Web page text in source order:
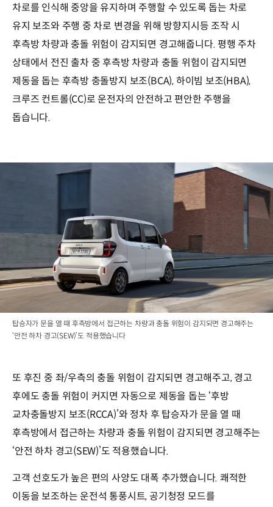
차로를 인식해 중앙을 유지하며 주행할 수 있도록 돕는 차로
유지 보조와 주행 중 차로 변경을 위해 방향지시등 조작 시
후측방 차량과 충돌 위험이 감지되면 경고해줍니다. 평행 주차
상태에서 전진 출차 중 후측방 차량과 충돌 위험이 감지되면
제동을 돕는 후측방 충돌방지 보조(BCA), 하이빔 보조(HBA),
크루즈 컨트롤(CC)로 운전자의 안전하고 편안한 주행을
돕습니다.
탑승자가 문을 열 때 후측방에서 접근하는 차량과 충돌 위험이 감지되면 경고해주는
‘안전 하차 경고(SEW)’도 적용했습니다
또 후진 중 좌/우측의 충돌 위험이 감지되면 경고해주고, 경고
후에도 충돌 위험이 커지면 자동으로 제동을 돕는 ‘후방
교차충돌방지 보조(RCCA)’와 정차 후 탑승자가 문을 열 때
후측방에서 접근하는 차량과 충돌 위험이 감지되면 경고해주는
‘안전 하차 경고(SEW)’도 적용했습니다.
고객 선호도가 높은 편의 사양도 대폭 추가했습니다. 쾌적한
이동을 보조하는 운전석 통풍시트, 공기청정 모드를